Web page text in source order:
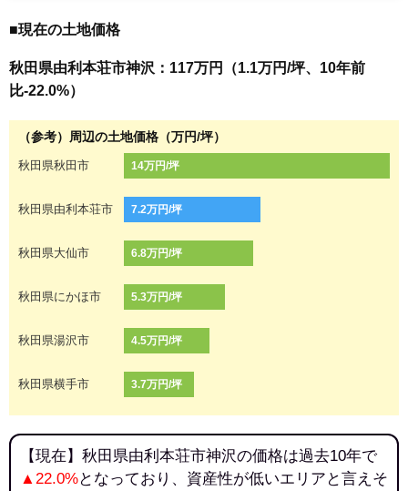
■現在の土地価格
秋田県由利本荘市神沢：117万円（1.1万円/坪、10年前
比-22.0%）
（参考）周辺の土地価格（万円/坪）
秋田県秋田市 14万円/坪
秋田県由利本荘市 7.2万円/坪
秋田県大仙市 6.8万円/坪
秋田県にかほ市 5.3万円/坪
秋田県湯沢市 4.5万円/坪
秋田県横手市 3.7万円/坪
【現在】秋田県由利本荘市神沢の価格は過去10年で
▲22.0%となっており、資産性が低いエリアと言えそ